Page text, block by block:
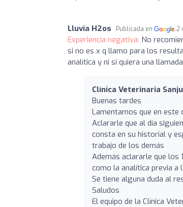
Lluvia H2os Publicada en 2
Experiencia negativa: No
si no es x q llamo para los
analítica y ni si quiera una llamada
Clínica Veterinaria
Buenas tardes
Lamentamos que en
Aclararle que al día
consta en su historial y
trabajo de los demás
Además aclararle que los
como la analítica previa a
Se tiene alguna duda al
Saludos
El equipo de la Clínica